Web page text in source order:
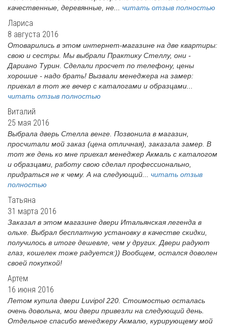
качественные, деревянные, не... читать отзыв полностью
Лариса
8 августа 2016
Отоварились в этом интернет-магазине на две квартиры:
свою и сестры. Мы выбрали Практику Стеллу, они -
Дариано Турин. Сделали просчет по телефону, цены
хорошие - надо брать! Вызвали менеджера на замер:
приехал в тот же вечер с каталогами и образцами...
читать отзыв полностью
Виталий
25 мая 2016
Выбрала дверь Стелла венге. Позвонила в магазин,
просчитали мой заказ (цена отличная), заказала замер. В
тот же день ко мне приехал менеджер Акмаль с каталогом
и образцами, работу свою сделал профессионально,
придраться не к чему. А на следующий... читать отзыв
полностью
Татьяна
31 марта 2016
Заказал в этом магазине двери Итальянская легенда в
ольхе. Выбрал бесплатную установку в качестве скидки,
получилось в итоге дешевле, чем у других. Двери радуют
глаз, кошелек тоже радуется:)) Вообщем, остался доволен
своей покупкой!
Артем
16 июня 2016
Летом купила двери Luvipol 220. Стоимостью осталась
очень довольна, мои двери привезли на следующий день.
Отдельное спасибо менеджеру Акмалю, курирующему мой